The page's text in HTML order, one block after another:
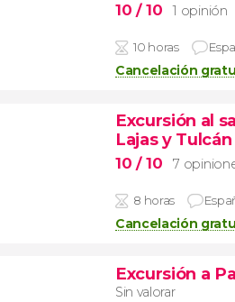
10 / 10 1 opinión
10 horas
Cancelación
Excursión al
Lajas y Tulcán
10 / 10 7
8 horas
Cancelación
Excursión a
Sin valorar